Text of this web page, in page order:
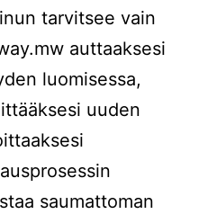
tarvitsee vain
auttaaksesi
luomisessa,
uuden
saumattoman